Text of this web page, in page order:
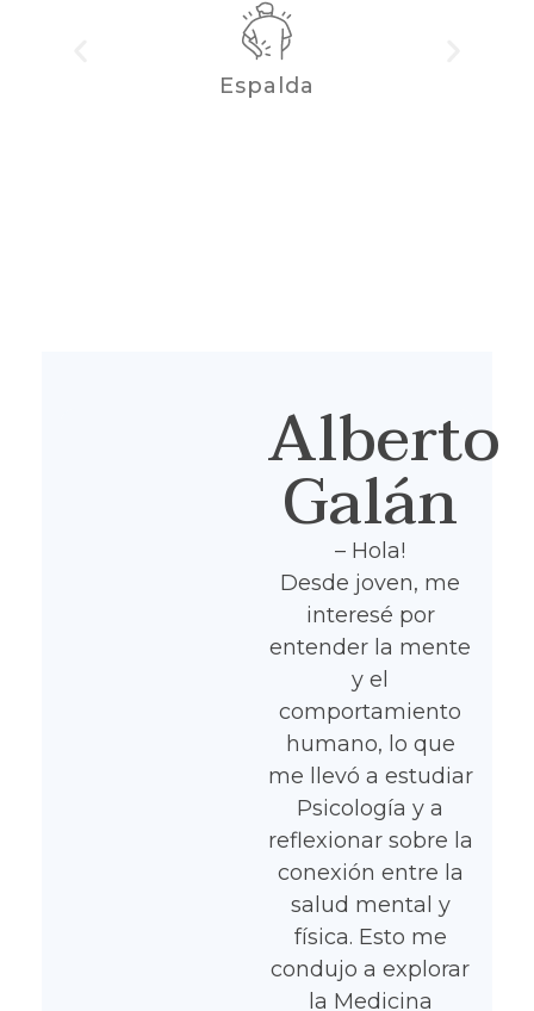
Espalda
Alberto
Galán
– Hola!
Desde joven, me
interesé por
entender la mente
y el
comportamiento
humano, lo que
me llevó a estudiar
Psicología y a
reflexionar sobre la
conexión entre la
salud mental y
física. Esto me
condujo a explorar
la Medicina